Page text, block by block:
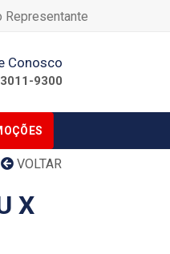
Representante
Conosco
9300
VOLTAR
X